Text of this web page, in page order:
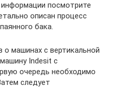
посмотрите
описан процесс
бака.
о машинах с вертикальной
Indesit с
очередь необходимо
следует